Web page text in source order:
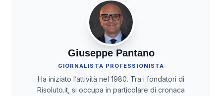
Giuseppe Pantano
GIORNALISTA PROFESSIONISTA
Ha iniziato l’attività nel 1980. Tra i fondatori di
Risoluto.it, si occupa in particolare di cronaca